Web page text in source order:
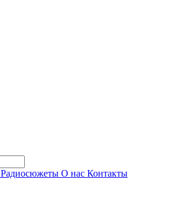
Радиосюжеты О нас Контакты